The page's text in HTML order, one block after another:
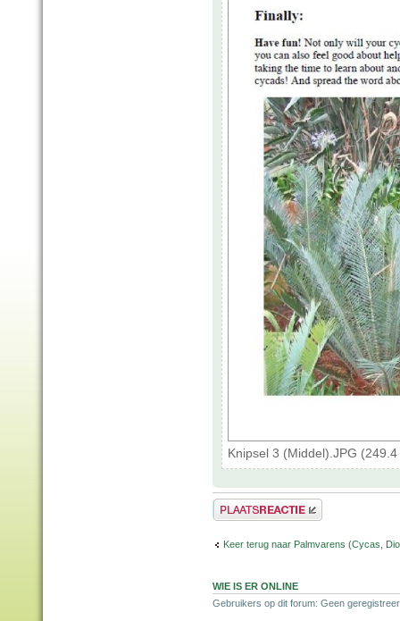
Knipsel 3 (Middel).JPG
Plaats een reactie
Keer terug naar Palmvarens (Cycas,
WIE IS ER ONLINE
Gebruikers op dit forum: Geen